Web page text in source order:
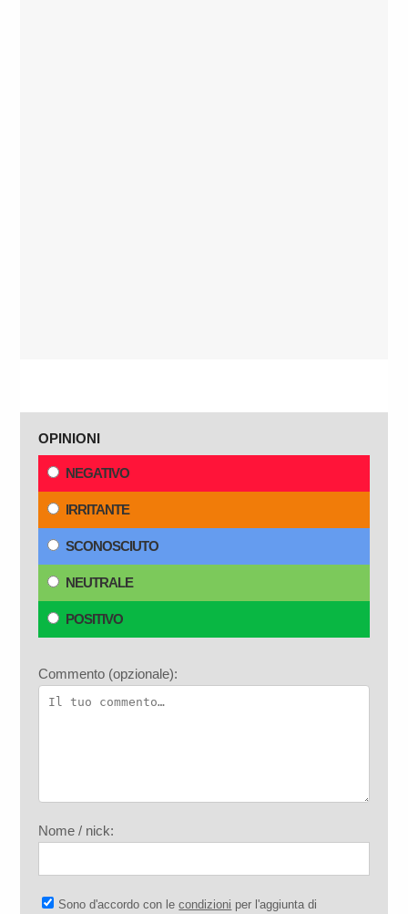
OPINIONI
NEGATIVO
IRRITANTE
SCONOSCIUTO
NEUTRALE
POSITIVO
Commento (opzionale):
Nome / nick:
Sono d'accordo con lecondizioni per l'aggiunta di